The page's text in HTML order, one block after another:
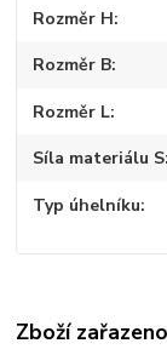
Rozměr H
Rozměr B
Rozměr L
Síla materiálu S
Typ úhelníku
Zboží